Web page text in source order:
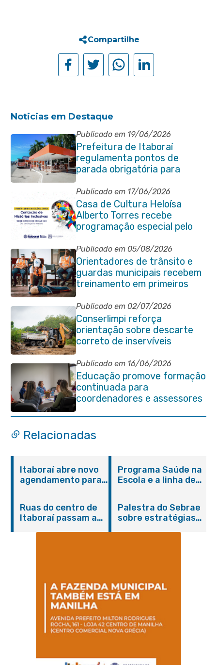
Compartilhe
Noticias em Destaque
Publicado em 19/06/2026
Prefeitura de Itaboraí
regulamenta pontos de
parada obrigatória para
transporte coletivo na
Avenida 22 de Maio
Publicado em 17/06/2026
Casa de Cultura Heloísa
Alberto Torres recebe
programação especial pelo
Publicado em 05/08/2026
Orientadores de trânsito e
guardas municipais recebem
treinamento em primeiros
socorros em Itaboraí
Publicado em 02/07/2026
Conserlimpi reforça
orientação sobre descarte
correto de inservíveis
Publicado em 16/06/2026
Educação promove formação
continuada para
coordenadores e assessores
escolares da rede municipal
Relacionadas
Itaboraí abre novo
agendamento para
Programa Saúde na
Escola e a linha de
promovem
conscientização
sobre hanseníase
Ruas do centro de
Itaboraí passam a
Palestra do Sebrae
sobre estratégias